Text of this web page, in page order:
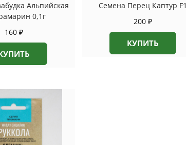
Альпийская
0,1г
160₽
Семена Перец Каптур F1
200 ₽
КУПИТЬ